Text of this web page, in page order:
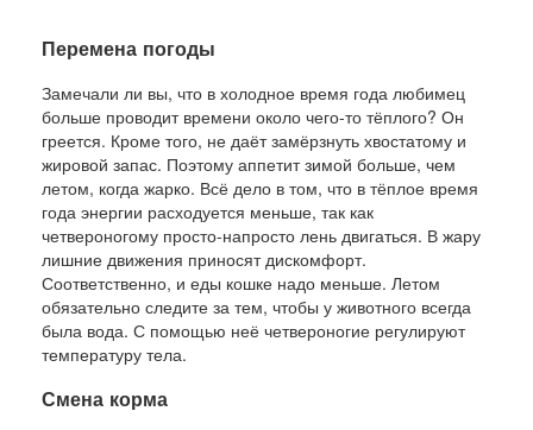
Перемена погоды
Замечали ли вы, что в холодное время года любимец
больше проводит времени около чего-то тёплого? Он
греется. Кроме того, не даёт замёрзнуть хвостатому и
жировой запас. Поэтому аппетит зимой больше, чем
летом, когда жарко. Всё дело в том, что в тёплое время
года энергии расходуется меньше, так как
четвероногому просто-напросто лень двигаться. В жару
лишние движения приносят дискомфорт.
Соответственно, и еды кошке надо меньше. Летом
обязательно следите за тем, чтобы у животного всегда
была вода. С помощью неё четвероногие регулируют
температуру тела.
Смена корма